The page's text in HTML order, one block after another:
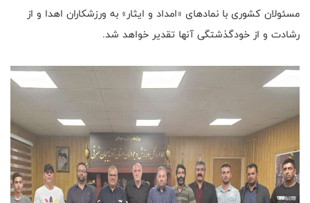
مسئولان کشوری با نمادهای «امداد و ایثار» به ورزشکاران اهدا و از
رشادت و از خودگذشتگی آنها تقدیر خواهد شد.